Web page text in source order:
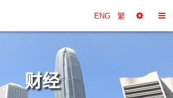
ENG 繁
择
换
财经